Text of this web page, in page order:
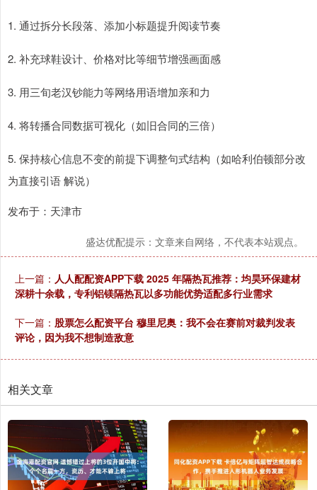
1. 通过拆分长段落、添加小标题提升阅读节奏
2. 补充球鞋设计、价格对比等细节增强画面感
3. 用三旬老汉钞能力等网络用语增加亲和力
4. 将转播合同数据可视化（如旧合同的三倍）
5. 保持核心信息不变的前提下调整句式结构（如哈利伯顿部分改
为直接引语 解说）
发布于：天津市
盛达优配提示：文章来自网络，不代表本站观点。
上一篇： 人人配配资APP下载 2025 年隔热瓦推荐：均昊环保建材
深耕十余载，专利铝镁隔热瓦以多功能优势适配多行业需求
下一篇： 股票怎么配资平台 穆里尼奥：我不会在赛前对裁判发表
评论，因为我不想制造敌意
相关文章